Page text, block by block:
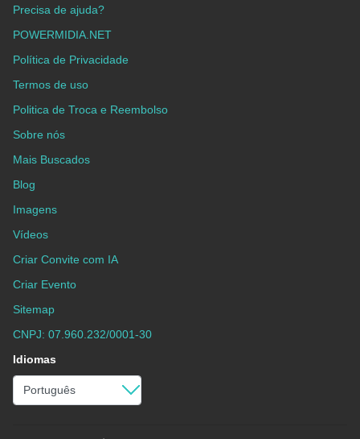
Precisa de ajuda?
POWERMIDIA.NET
Política de Privacidade
Termos de uso
Politica de Troca e Reembolso
Sobre nós
Mais Buscados
Blog
Imagens
Vídeos
Criar Convite com IA
Criar Evento
Sitemap
CNPJ: 07.960.232/0001-30
Idiomas